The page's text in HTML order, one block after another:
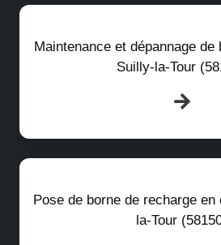
Maintenance et dépannage de
Suilly-la-Tour
Pose de borne de recharge
la-Tour